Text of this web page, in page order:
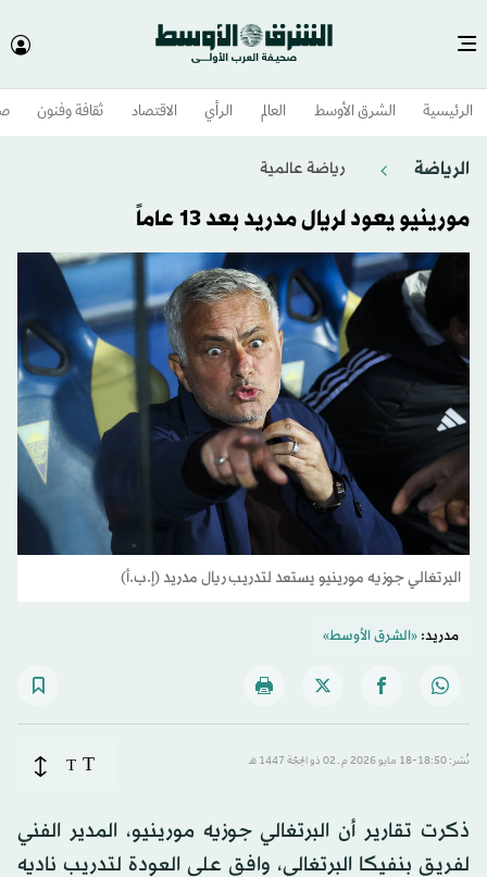
الرئيسية الشرق الأوسط​ العالم الرأي الاقتصاد ثقافة وفنون
الرياضة رياضة عالمية
مورينيو يعود لريال مدريد بعد 13 عاماً
البرتغالي جوزيه مورينيو يستعد لتدريب ريال مدريد (إ.ب.أ)
مدريد:«الشرق الأوسط»
نُشر: 18:50-18 مايو 2026 م ـ 02 ذو الحِجّة 1447 هـ T
T
ذكرت تقارير أن البرتغالي جوزيه مورينيو، المدير الفني
لفريق بنفيكا البرتغالي، وافق على العودة لتدريب ناديه